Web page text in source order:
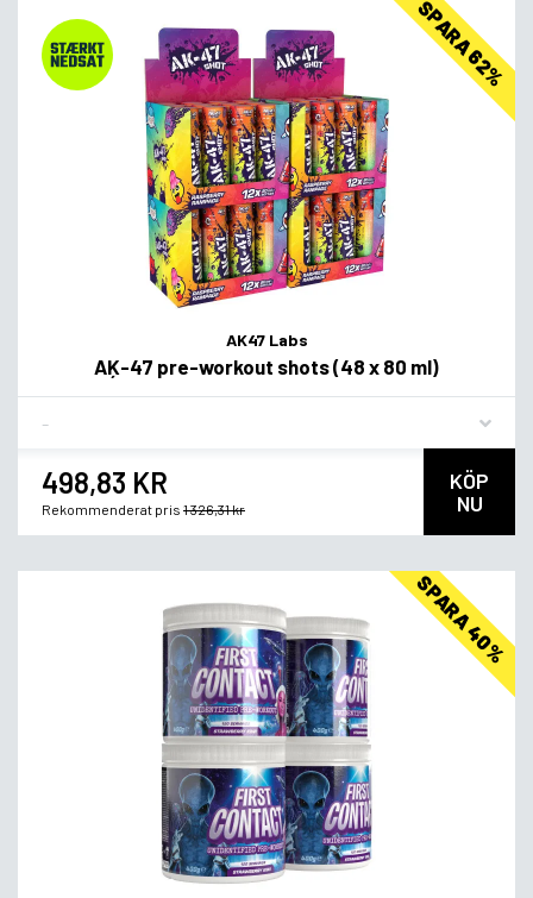
SPARA 62%
AK47 Labs
AĶ-47 pre-workout shots (48 x 80 ml)
498,83 KR
Rekommenderat pris 1 326,31 kr
KÖP
NU
SPARA 40%